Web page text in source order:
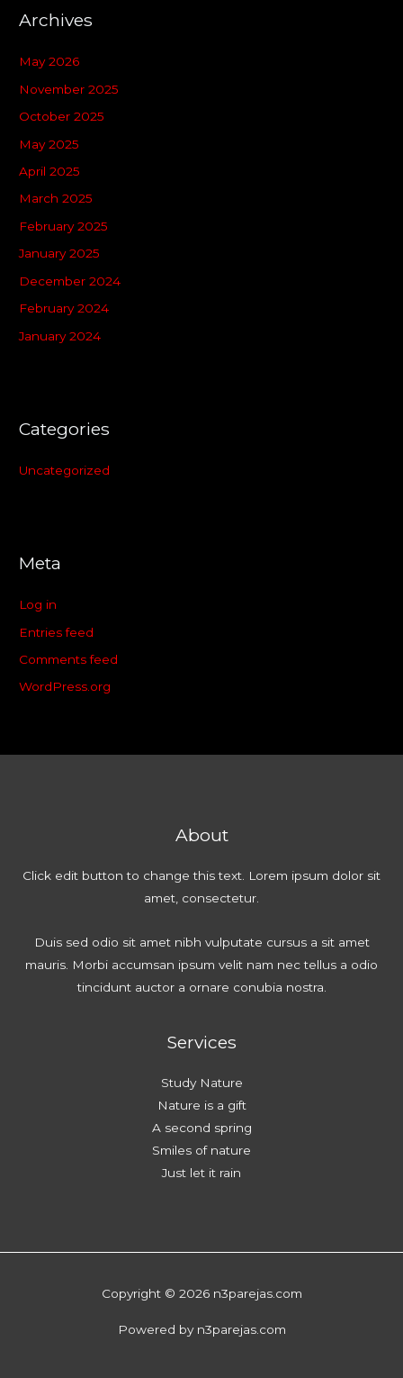
Archives
May 2026
November 2025
October 2025
May 2025
April 2025
March 2025
February 2025
January 2025
December 2024
February 2024
January 2024
Categories
Uncategorized
Meta
Log in
Entries feed
Comments feed
WordPress.org
About
Click edit button to change this text. Lorem ipsum dolor sit
amet, consectetur.
Duis sed odio sit amet nibh vulputate cursus a sit amet
mauris. Morbi accumsan ipsum velit nam nec tellus a odio
tincidunt auctor a ornare conubia nostra.
Services
Study Nature
Nature is a gift
A second spring
Smiles of nature
Just let it rain
Copyright © 2026 n3parejas.com
Powered by n3parejas.com